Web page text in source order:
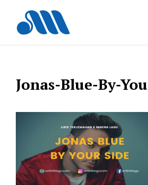
Jonas-Blue-By-